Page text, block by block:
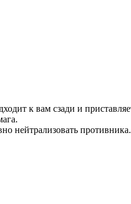
к вам сзади и
нейтрализовать противника.